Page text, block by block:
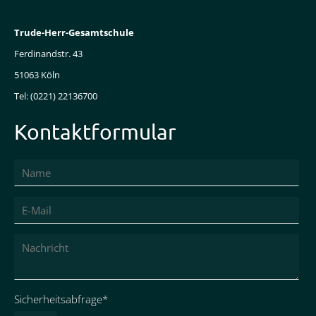
Anmeldungen
Oberstufe
Sek
Aktuell
Highlights
Pressespiegel
Trude-Herr-Gesamtschule
Ferdinandstr. 43
51063 Köln
Tel: (0221) 22136700
Kontaktformular
Pflichtfeld
Sicherheitsabfrage*